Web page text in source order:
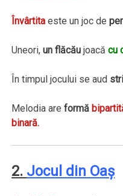
Învârtita este un joc de
Uneori,un flăcău joacăcu
În timpul jocului se aud
Melodia areformă
binară.
2. Jocul din Oaş